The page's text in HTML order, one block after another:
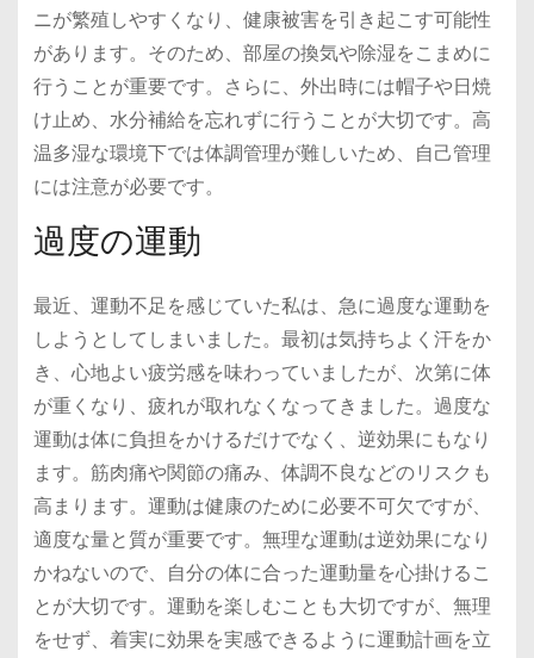
ニが繁殖しやすくなり、健康被害を引き起こす可能性
があります。そのため、部屋の換気や除湿をこまめに
行うことが重要です。さらに、外出時には帽子や日焼
け止め、水分補給を忘れずに行うことが大切です。高
温多湿な環境下では体調管理が難しいため、自己管理
には注意が必要です。
過度の運動
最近、運動不足を感じていた私は、急に過度な運動を
しようとしてしまいました。最初は気持ちよく汗をか
き、心地よい疲労感を味わっていましたが、次第に体
が重くなり、疲れが取れなくなってきました。過度な
運動は体に負担をかけるだけでなく、逆効果にもなり
ます。筋肉痛や関節の痛み、体調不良などのリスクも
高まります。運動は健康のために必要不可欠ですが、
適度な量と質が重要です。無理な運動は逆効果になり
かねないので、自分の体に合った運動量を心掛けるこ
とが大切です。運動を楽しむことも大切ですが、無理
をせず、着実に効果を実感できるように運動計画を立